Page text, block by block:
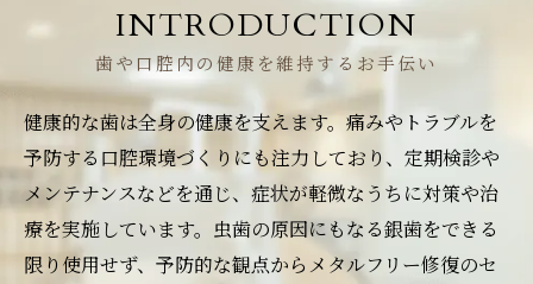
歯や口腔内の健康を維持するお手伝い
INTRODUCTION
健康的な歯は全身の健康を支えます。痛みやトラブルを
予防する口腔環境づくりにも注力しており、定期検診や
メンテナンスなどを通じ、症状が軽微なうちに対策や治
療を実施しています。虫歯の原因にもなる銀歯をできる
限り使用せず、予防的な観点からメタルフリー修復のセ